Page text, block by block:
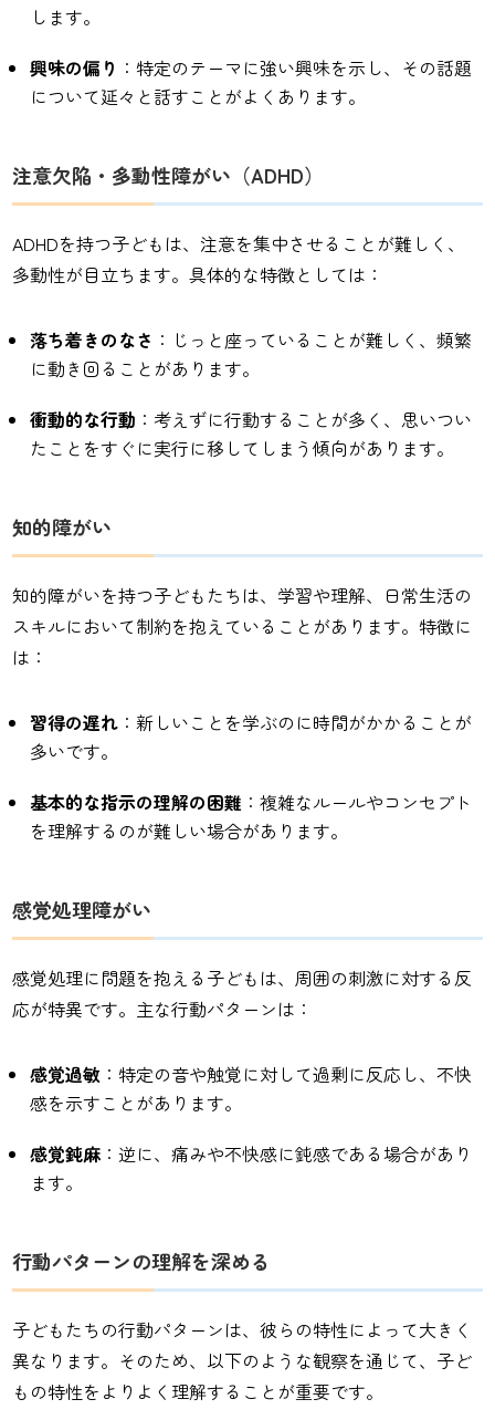
します。
興味の偏り ：特定のテーマに強い興味を示し、その話題
について延々と話すことがよくあります。
注意欠陥・多動性障がい（ADHD）
ADHDを持つ子どもは、注意を集中させることが難しく、
多動性が目立ちます。具体的な特徴としては：
落ち着きのなさ ：じっと座っていることが難しく、頻繁
に動き回ることがあります。
衝動的な行動 ：考えずに行動することが多く、思いつい
たことをすぐに実行に移してしまう傾向があります。
知的障がい
知的障がいを持つ子どもたちは、学習や理解、日常生活の
スキルにおいて制約を抱えていることがあります。特徴に
は：
習得の遅れ ：新しいことを学ぶのに時間がかかることが
多いです。
基本的な指示の理解の困難 ：複雑なルールやコンセプト
を理解するのが難しい場合があります。
感覚処理障がい
感覚処理に問題を抱える子どもは、周囲の刺激に対する反
応が特異です。主な行動パターンは：
感覚過敏 ：特定の音や触覚に対して過剰に反応し、不快
感を示すことがあります。
感覚鈍麻 ：逆に、痛みや不快感に鈍感である場合があり
ます。
行動パターンの理解を深める
子どもたちの行動パターンは、彼らの特性によって大きく
異なります。そのため、以下のような観察を通じて、子ど
もの特性をよりよく理解することが重要です。